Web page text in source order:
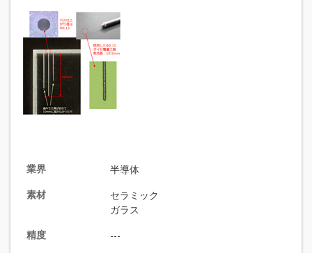
業界
半導体
素材
セラミック
ガラス
精度
---